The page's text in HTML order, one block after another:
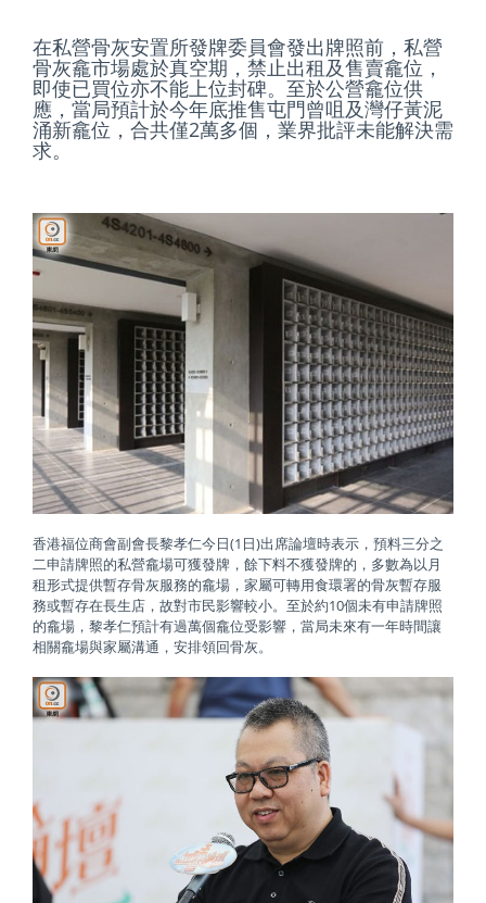
在私營骨灰安置所發牌委員會發出牌照前，私營
骨灰龕市場處於真空期，禁止出租及售賣龕位，
即使已買位亦不能上位封碑。至於公營龕位供
應，當局預計於今年底推售屯門曾咀及灣仔黃泥
涌新龕位，合共僅2萬多個，業界批評未能解決需
求。
香港福位商會副會長黎孝仁今日(1日)出席論壇時表示，預料三分之
二申請牌照的私營龕場可獲發牌，餘下料不獲發牌的，多數為以月
租形式提供暫存骨灰服務的龕場，家屬可轉用食環署的骨灰暫存服
務或暫存在長生店，故對市民影響較小。至於約10個未有申請牌照
的龕場，黎孝仁預計有過萬個龕位受影響，當局未來有一年時間讓
相關龕場與家屬溝通，安排領回骨灰。